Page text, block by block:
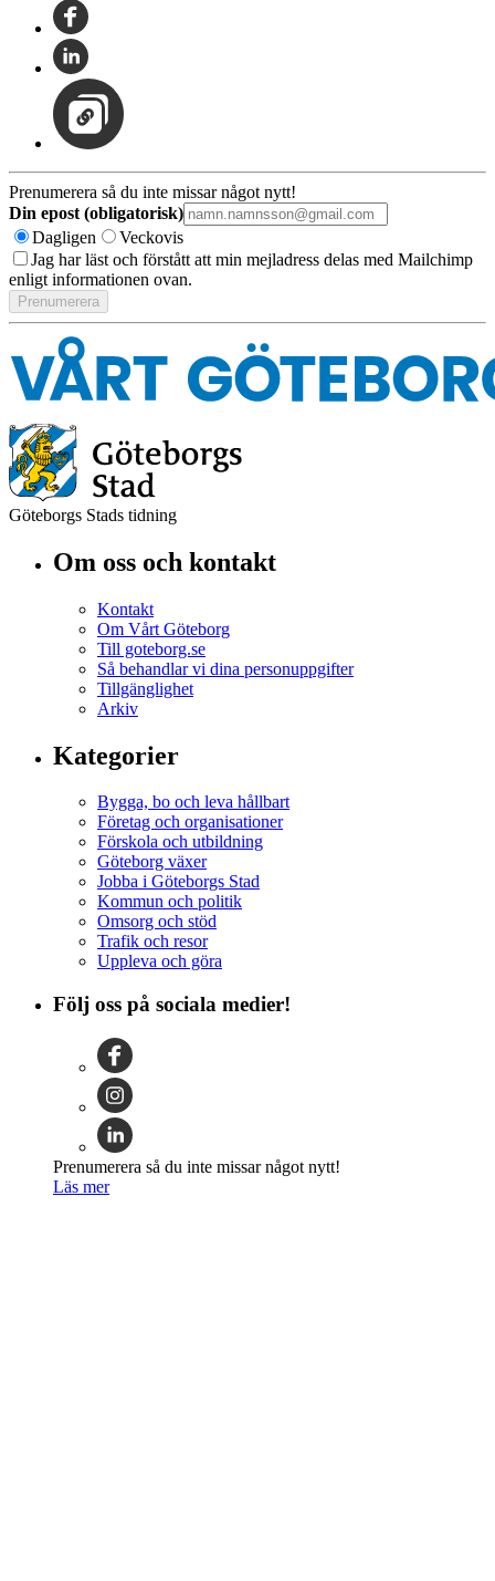
Prenumerera så du inte missar något nytt!
Din epost (obligatorisk)
Dagligen
Veckovis
Jag har läst och förstått att min mejladress delas med Mailchimp
enligt informationen ovan.
Göteborgs Stads tidning
Om oss och kontakt
Kontakt
Om Vårt Göteborg
Till goteborg.se
Så behandlar vi dina personuppgifter
Tillgänglighet
Arkiv
Kategorier
Bygga, bo och leva hållbart
Företag och organisationer
Förskola och utbildning
Göteborg växer
Jobba i Göteborgs Stad
Kommun och politik
Omsorg och stöd
Trafik och resor
Uppleva och göra
Följ oss på sociala medier!
Prenumerera så du inte missar något nytt!
Läs mer